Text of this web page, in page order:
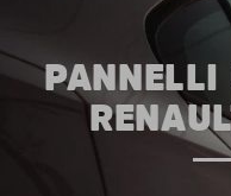
PANNELLI